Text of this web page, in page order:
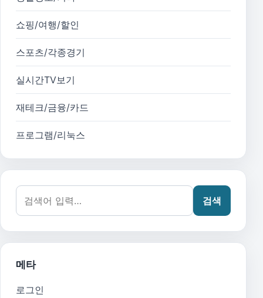
쇼핑/여행/할인
스포츠/각종경기
실시간TV보기
재테크/금융/카드
프로그램/리눅스
검색어:
검색
메타
로그인